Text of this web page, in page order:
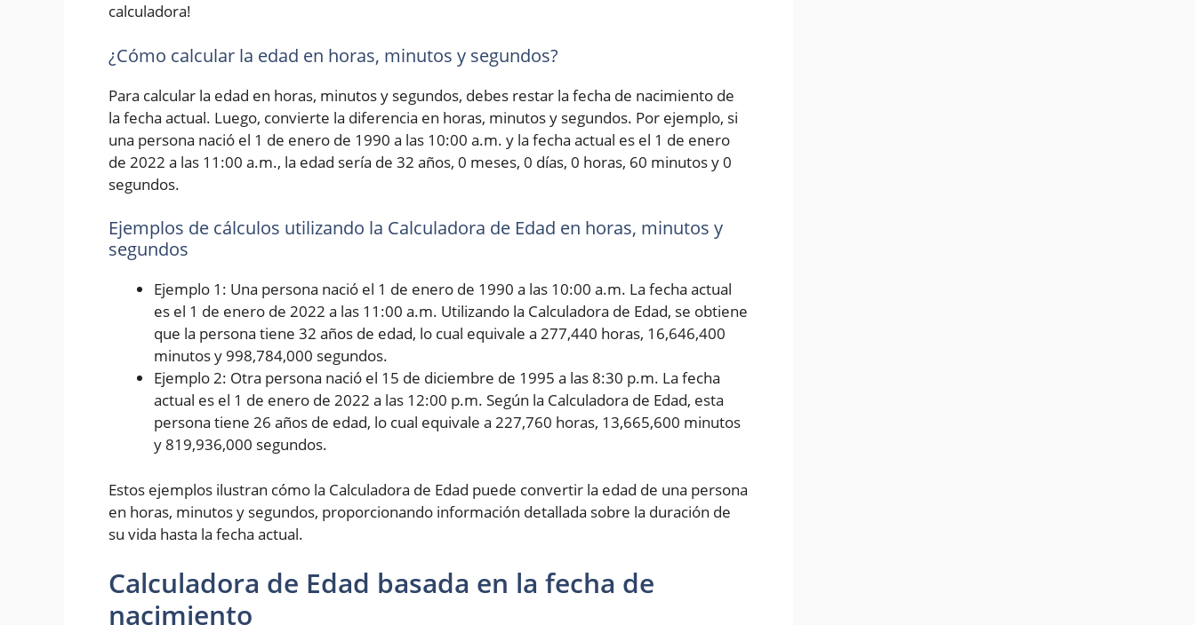
calculadora!
¿Cómo calcular la edad en horas, minutos y segundos?
Para calcular la edad en horas, minutos y segundos, debes restar la fecha de nacimiento de
la fecha actual. Luego, convierte la diferencia en horas, minutos y segundos. Por ejemplo, si
una persona nació el 1 de enero de 1990 a las 10:00 a.m. y la fecha actual es el 1 de enero
de 2022 a las 11:00 a.m., la edad sería de 32 años, 0 meses, 0 días, 0 horas, 60 minutos y 0
segundos.
Ejemplos de cálculos utilizando la Calculadora de Edad en horas, minutos y
segundos
Ejemplo 1: Una persona nació el 1 de enero de 1990 a las 10:00 a.m. La fecha actual
es el 1 de enero de 2022 a las 11:00 a.m. Utilizando la Calculadora de Edad, se obtiene
que la persona tiene 32 años de edad, lo cual equivale a 277,440 horas, 16,646,400
minutos y 998,784,000 segundos.
Ejemplo 2: Otra persona nació el 15 de diciembre de 1995 a las 8:30 p.m. La fecha
actual es el 1 de enero de 2022 a las 12:00 p.m. Según la Calculadora de Edad, esta
persona tiene 26 años de edad, lo cual equivale a 227,760 horas, 13,665,600 minutos
y 819,936,000 segundos.
Estos ejemplos ilustran cómo la Calculadora de Edad puede convertir la edad de una persona
en horas, minutos y segundos, proporcionando información detallada sobre la duración de
su vida hasta la fecha actual.
Calculadora de Edad basada en la fecha de
nacimiento